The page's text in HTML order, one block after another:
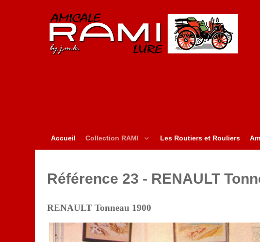
Accueil Collection RAMI Les Routiers et Rouliers
Référence 23 - RENAULT
RENAULT Tonneau 1900